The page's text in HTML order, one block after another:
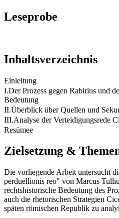
Leseprobe
Inhaltsverzeichnis
Einleitung
I.Der Prozess gegen Rabirius und
Bedeutung
II.Überblick über Quellen und
III.Analyse der Verteidigungsrede
Resümee
Zielsetzung &
Die vorliegende Arbeit untersucht
perduellionis reo" von Marcus
rechtshistorische Bedeutung des
auch die rhetorischen Strategien
späten römischen Republik zu